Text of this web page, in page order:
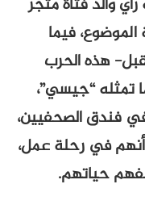
والد فتاة متجر
فيما
هذه الحرب
تمثله “جيسي”،
فندق الصحفيين،
في رحلة عمل،
حياتهم.